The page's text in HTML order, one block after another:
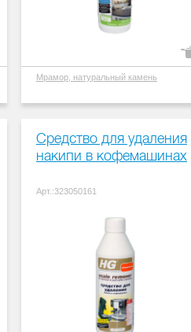
Мрамор, натуральный камень
Средство для удаления
накипи в кофемашинах
Арт.:323050161